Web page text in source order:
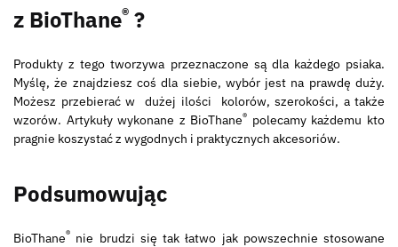
z BioThane® ?
Produkty z tego tworzywa przeznaczone są dla każdego psiaka.
Myślę, że znajdziesz coś dla siebie, wybór jest na prawdę duży.
Możesz przebierać w dużej ilości kolorów, szerokości, a także
wzorów. Artykuły wykonane z BioThane® polecamy każdemu kto
pragnie koszystać z wygodnych i praktycznych akcesoriów.
Podsumowując
BioThane® nie brudzi się tak łatwo jak powszechnie stosowane